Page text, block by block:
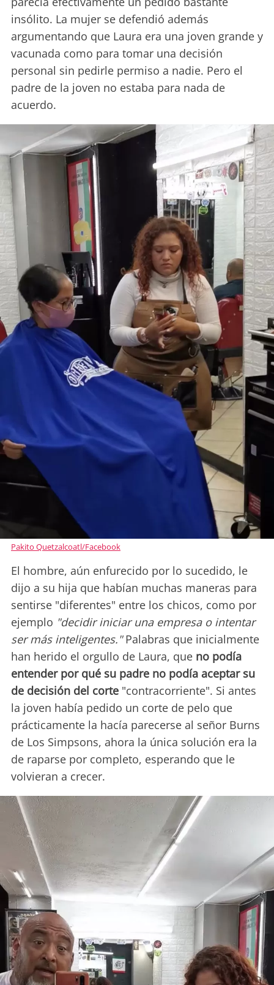
insólito. La mujer se defendió además
argumentando que Laura era una joven grande y
vacunada como para tomar una decisión
personal sin pedirle permiso a nadie. Pero el
padre de la joven no estaba para nada de
acuerdo.
Pakito Quetzalcoatl/Facebook
El hombre, aún enfurecido por lo sucedido, le
dijo a su hija que habían muchas maneras para
sentirse "diferentes" entre los chicos, como por
ejemplo "decidir iniciar una empresa o intentar
ser más inteligentes."Palabras que inicialmente
han herido el orgullo de Laura, que no podía
entender por qué su padre no podía aceptar su
de decisión del corte "contracorriente". Si antes
la joven había pedido un corte de pelo que
prácticamente la hacía parecerse al señor Burns
de Los Simpsons, ahora la única solución era la
de raparse por completo, esperando que le
volvieran a crecer.